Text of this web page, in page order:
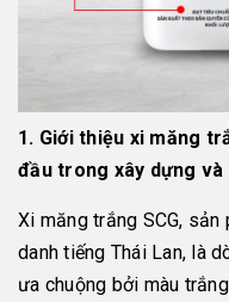
1. Giới thiệu xi măng
đầu trong xây dựng
Xi măng trắng SCG,
danh tiếng Thái Lan, là
ưa chuộng bởi màu